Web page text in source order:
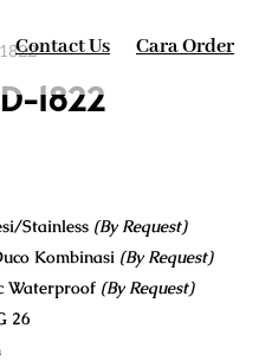
Contact Us Cara Order
1822
Stainless (By Request)
Kombinasi (By Request)
Waterproof (By Request)
26